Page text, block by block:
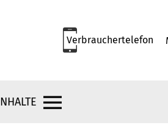
Verbrauchertelefon